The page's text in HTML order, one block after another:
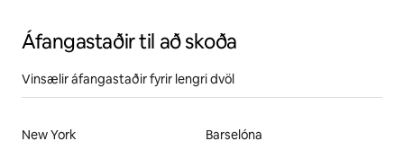
Áfangastaðir til að skoða
Vinsælir áfangastaðir fyrir lengri dvöl
New York
Barselóna